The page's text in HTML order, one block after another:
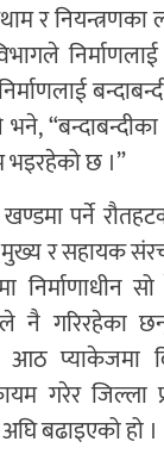
र नियन्त्रणका
भइरहेको छ ।”
पर्ने
मुख्य र सहायक
निर्माणाधीन
नै गरिरहेका
आठ प्याकेजमा
गरेर जिल्ला
बढाइएको हो ।